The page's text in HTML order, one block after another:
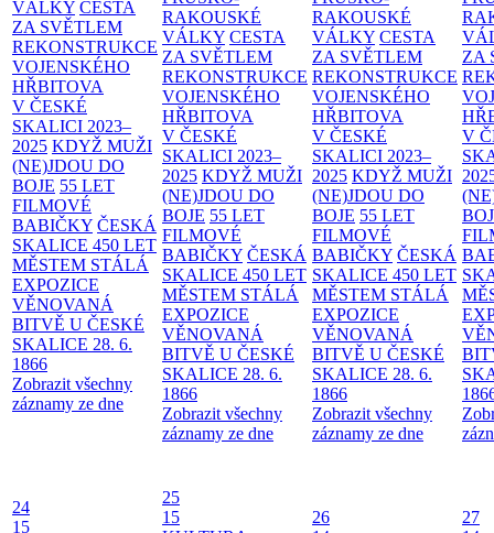
VÁLKY CESTA
ZA SVĚTLEM
REKONSTRUKCE
VOJENSKÉHO
HŘBITOVA
V ČESKÉ
SKALICI 2023–
2025 KDYŽ MUŽI
(NE)JDOU DO
BOJE 55 LET
FILMOVÉ
BABIČKY ČESKÁ
SKALICE 450 LET
MĚSTEM STÁLÁ
EXPOZICE
VĚNOVANÁ
BITVĚ U ČESKÉ
SKALICE 28. 6.
1866
Zobrazit všechny
záznamy ze dne
RAKOUSKÉ
VÁLKY CESTA
ZA SVĚTLEM
REKONSTRUKCE
VOJENSKÉHO
HŘBITOVA
V ČESKÉ
SKALICI 2023–
2025 KDYŽ MUŽI
(NE)JDOU DO
BOJE 55 LET
FILMOVÉ
BABIČKY ČESKÁ
SKALICE 450 LET
MĚSTEM STÁLÁ
EXPOZICE
VĚNOVANÁ
BITVĚ U ČESKÉ
SKALICE 28. 6.
1866
Zobrazit všechny
záznamy ze dne
RAKOUSKÉ
VÁLKY CESTA
ZA SVĚTLEM
REKONSTRUKCE
VOJENSKÉHO
HŘBITOVA
V ČESKÉ
SKALICI 2023–
2025 KDYŽ MUŽI
(NE)JDOU DO
BOJE 55 LET
FILMOVÉ
BABIČKY ČESKÁ
SKALICE 450 LET
MĚSTEM STÁLÁ
EXPOZICE
VĚNOVANÁ
BITVĚ U ČESKÉ
SKALICE 28. 6.
1866
Zobrazit všechny
záznamy ze dne
ZA
V
24
15
25
15
26
27